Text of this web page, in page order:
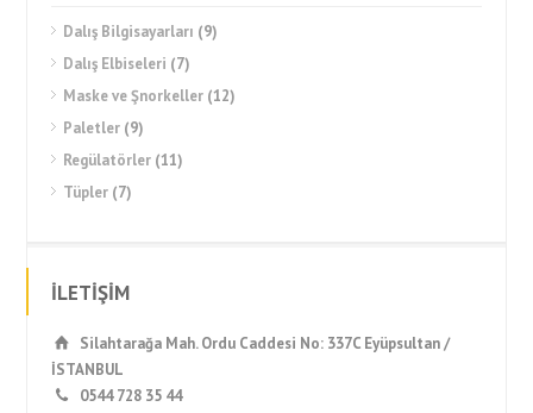
Dalış Bilgisayarları (9)
Dalış Elbiseleri (7)
Maske ve Şnorkeller (12)
Paletler (9)
Regülatörler (11)
Tüpler (7)
İLETİŞİM
Silahtarağa Mah. Ordu Caddesi No: 337C Eyüpsultan /
İSTANBUL
0544 728 35 44